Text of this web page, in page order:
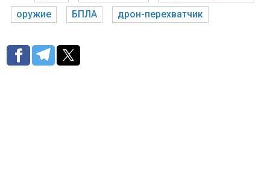
оружие
БПЛА дрон-перехватчик